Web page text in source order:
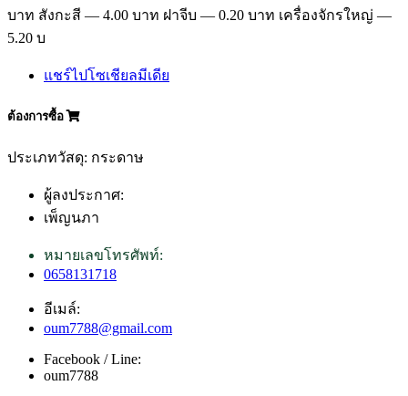
บาท สังกะสี — 4.00 บาท ฝาจีบ — 0.20 บาท เครื่องจักรใหญ่ —
5.20 บ
แชร์ไปโซเชียลมีเดีย
ต้องการซื้อ
ประเภทวัสดุ: กระดาษ
ผู้ลงประกาศ:
เพ็ญนภา
หมายเลขโทรศัพท์:
0658131718
อีเมล์:
oum7788@gmail.com
Facebook / Line:
oum7788